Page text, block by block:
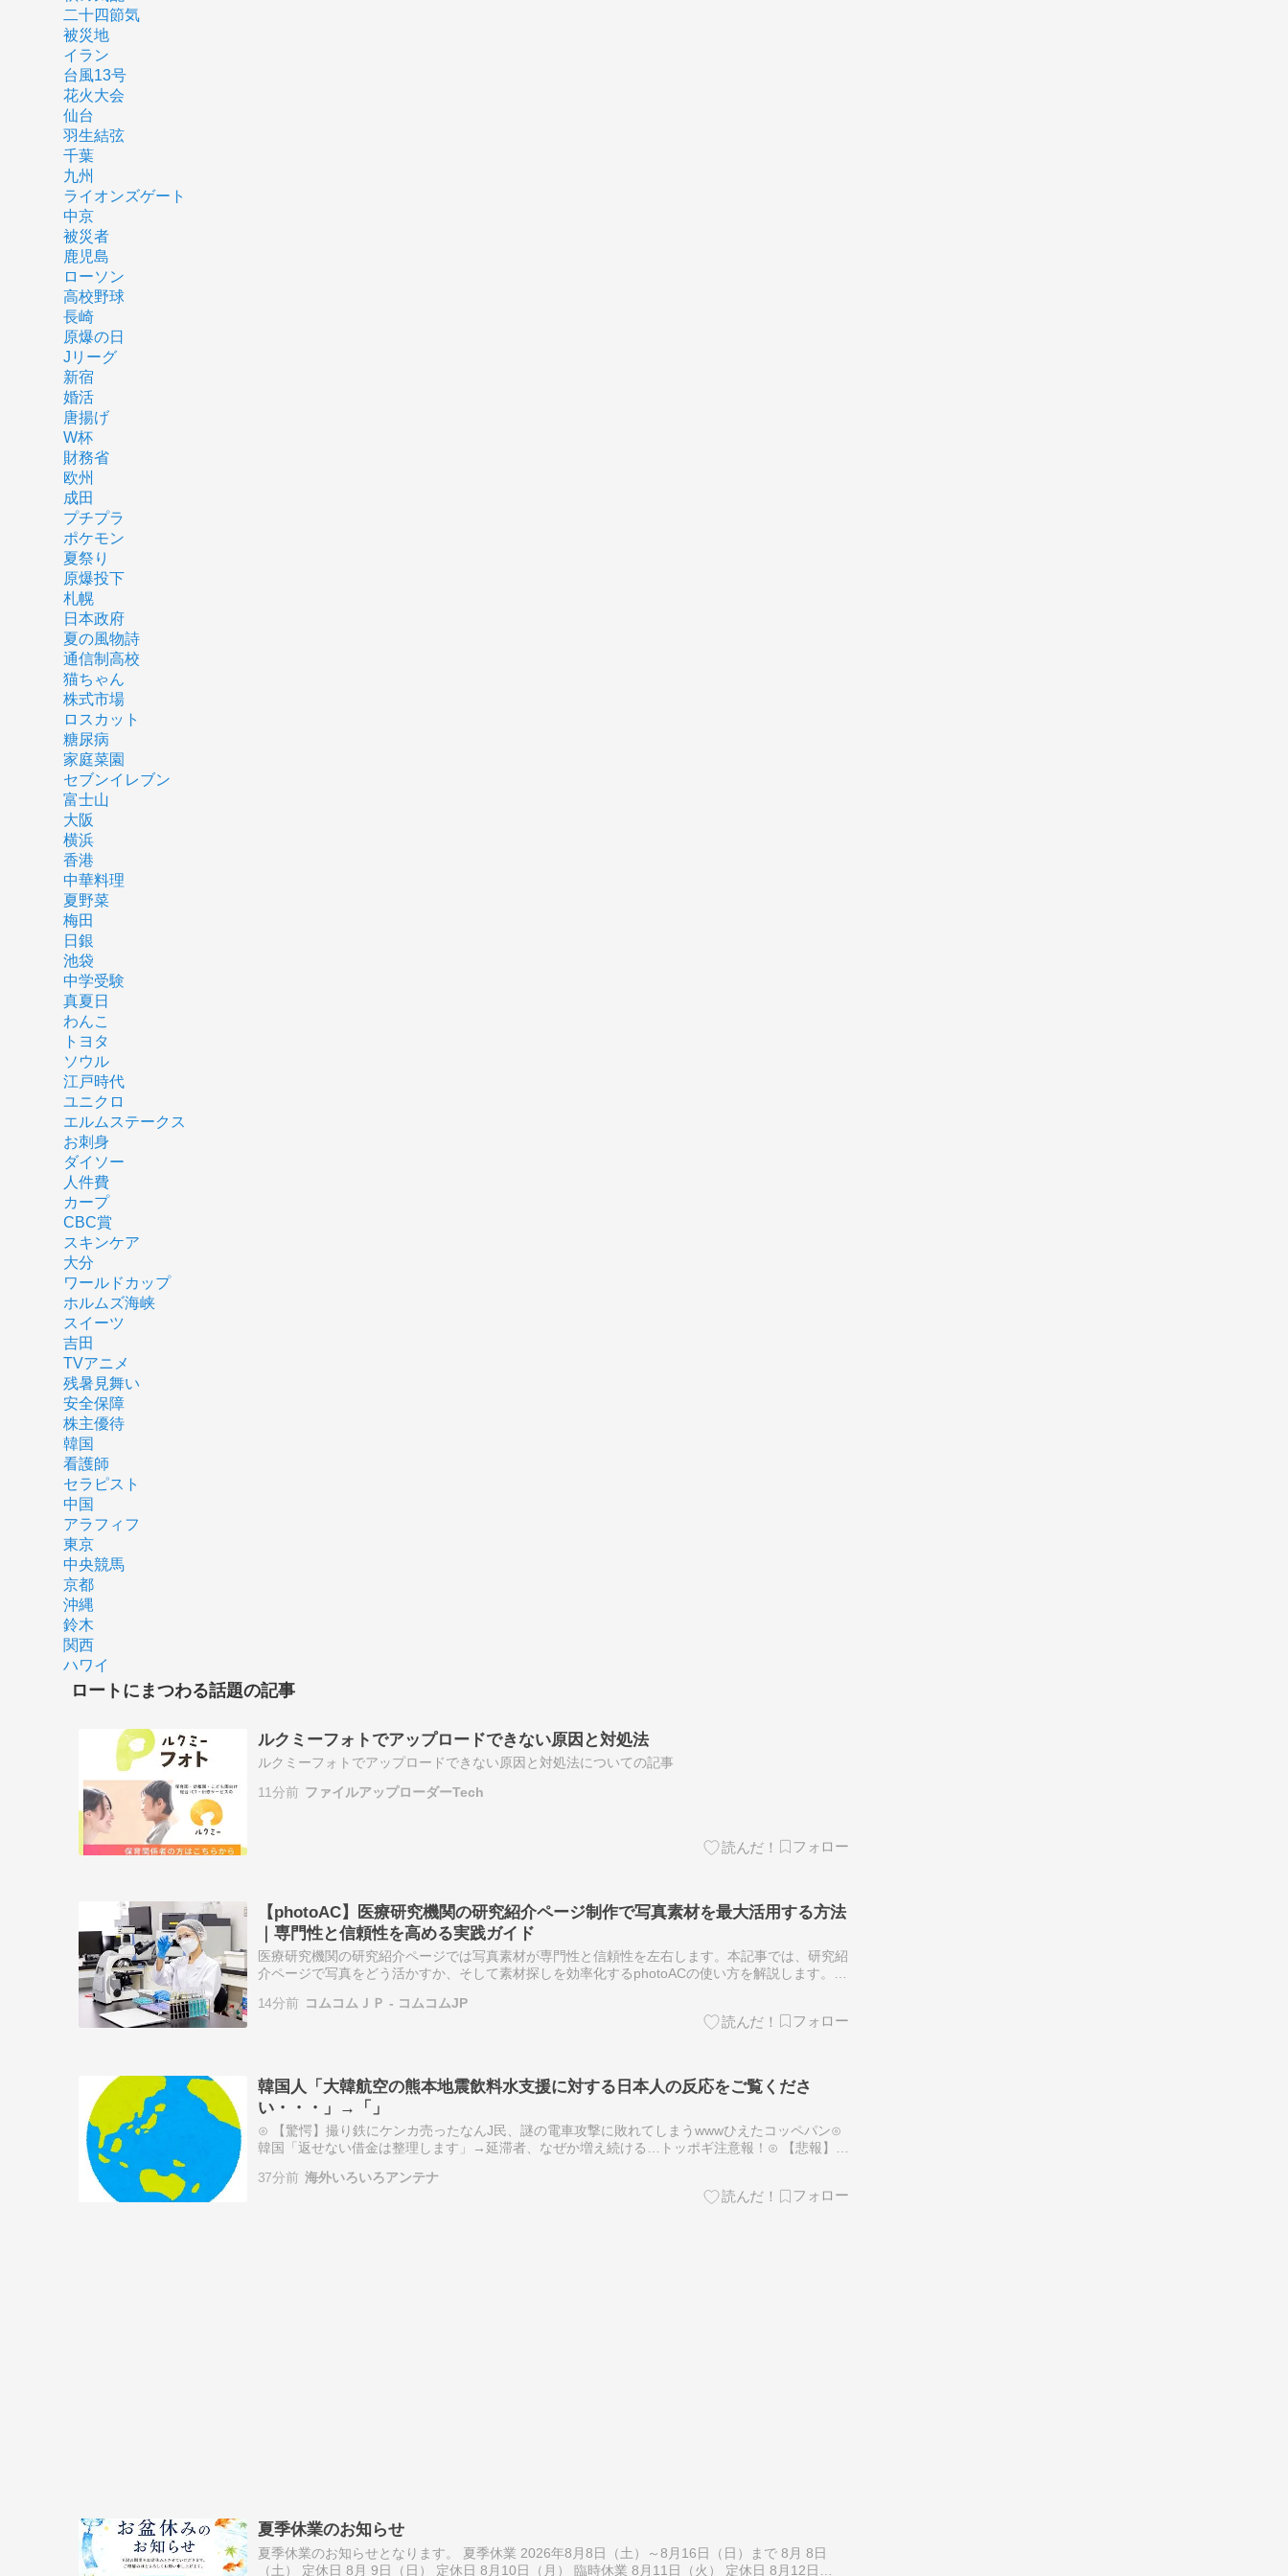
二十四節気
被災地
イラン
台風13号
花火大会
仙台
羽生結弦
千葉
九州
ライオンズゲート
中京
被災者
鹿児島
ローソン
高校野球
長崎
原爆の日
Jリーグ
新宿
婚活
唐揚げ
W杯
財務省
欧州
成田
プチプラ
ポケモン
夏祭り
原爆投下
札幌
日本政府
夏の風物詩
通信制高校
猫ちゃん
株式市場
ロスカット
糖尿病
家庭菜園
セブンイレブン
富士山
大阪
横浜
香港
中華料理
夏野菜
梅田
日銀
池袋
中学受験
真夏日
わんこ
トヨタ
ソウル
江戸時代
ユニクロ
エルムステークス
お刺身
ダイソー
人件費
カープ
CBC賞
スキンケア
大分
ワールドカップ
ホルムズ海峡
スイーツ
吉田
TVアニメ
残暑見舞い
安全保障
株主優待
韓国
看護師
セラピスト
中国
アラフィフ
東京
中央競馬
京都
沖縄
鈴木
関西
ハワイ
ロートにまつわる話題の記事
ルクミーフォトでアップロードできない原因と対処法
ルクミーフォトでアップロードできない原因と対処法についての記事
11分前 ファイルアップローダーTech
【photoAC】医療研究機関の研究紹介ページ制作で写真素材を最大活用する方法
｜専門性と信頼性を高める実践ガイド
医療研究機関の研究紹介ページでは写真素材が専門性と信頼性を左右します。本記事では、研究紹
介ページで写真をどう活かすか、そして素材探しを効率化するphotoACの使い方を解説します。
の写真…
14分前 コムコムＪＰ - コムコムJP
韓国人「大韓航空の熊本地震飲料水支援に対する日本人の反応をご覧くださ
い・・・」→「」
⊙ 【驚愕】撮り鉄にケンカ売ったなんJ民、謎の電車攻撃に敗れてしまうwwwひえたコッペパン⊙
韓国「返せない借金は整理します」→延滞者、なぜか増え続ける…トッポギ注意報！⊙ 【悲報】韓
協…
37分前 海外いろいろアンテナ
夏季休業のお知らせ
夏季休業のお知らせとなります。 夏季休業 2026年8月8日（土）～8月16日（日）まで 8月 8日
（土） 定休日 8月 9日（日） 定休日 8月10日（月） 臨時休業 8月11日（火） 定休日 8月12日